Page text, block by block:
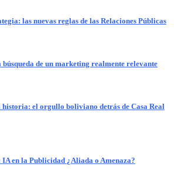
las nuevas reglas de las Relaciones Públicas
de un marketing realmente relevante
historia: el orgullo boliviano detrás de Casa Real
en la Publicidad ¿Aliada o Amenaza?